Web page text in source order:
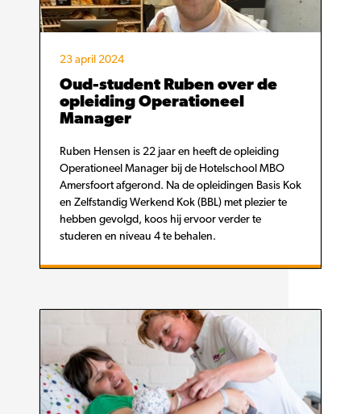
23 april 2024
Oud-student Ruben over de
opleiding Operationeel
Manager
Ruben Hensen is 22 jaar en heeft de opleiding
Operationeel Manager bij de Hotelschool MBO
Amersfoort afgerond. Na de opleidingen Basis Kok
en Zelfstandig Werkend Kok (BBL) met plezier te
hebben gevolgd, koos hij ervoor verder te
studeren en niveau 4 te behalen.